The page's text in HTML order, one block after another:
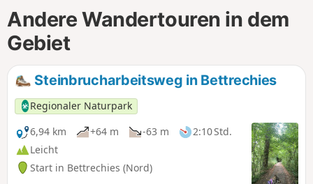
Andere Wandertouren in dem
Gebiet
Steinbrucharbeitsweg in Bettrechies
Regionaler Naturpark
6,94 km
+64 m -63 m
2:10 Std.
Leicht
Start in Bettrechies (Nord)